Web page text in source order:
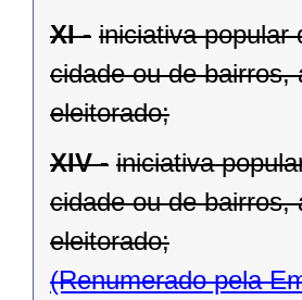
XI - iniciativa popular
cidade ou de bairros,
eleitorado;
XIV - iniciativa
cidade ou de bairros,
eleitorado;
(Renumerado pela